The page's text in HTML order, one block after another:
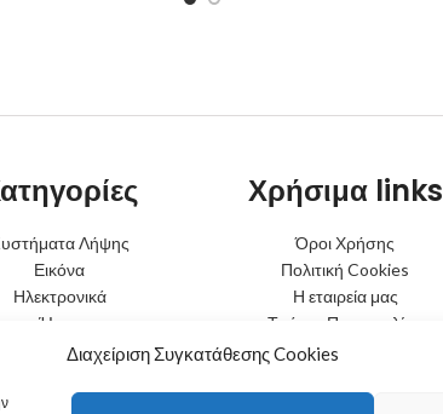
Διαχείριση Συγκατάθεσης Cookies
Λήψης
Εικόνα
Ηλεκτρονικά
Ήχος
Φωτισμός
Τηλεφωνία
Χρήσιμα links
Όροι Χρήσης
Πολιτική Cookies
Η εταιρεία μας
Τρόποι Παραγγελίας
Τρόποι Αποστολής
Πολιτική Επιστροφών